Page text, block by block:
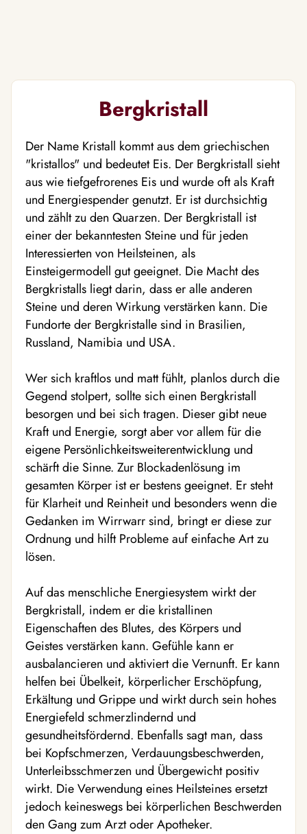
Bergkristall
Der Name Kristall kommt aus dem griechischen
"kristallos" und bedeutet Eis. Der Bergkristall sieht
aus wie tiefgefrorenes Eis und wurde oft als Kraft
und Energiespender genutzt. Er ist durchsichtig
und zählt zu den Quarzen. Der Bergkristall ist
einer der bekanntesten Steine und für jeden
Interessierten von Heilsteinen, als
Einsteigermodell gut geeignet. Die Macht des
Bergkristalls liegt darin, dass er alle anderen
Steine und deren Wirkung verstärken kann. Die
Fundorte der Bergkristalle sind in Brasilien,
Russland, Namibia und USA.
Wer sich kraftlos und matt fühlt, planlos durch die
Gegend stolpert, sollte sich einen Bergkristall
besorgen und bei sich tragen. Dieser gibt neue
Kraft und Energie, sorgt aber vor allem für die
eigene Persönlichkeitsweiterentwicklung und
schärft die Sinne. Zur Blockadenlösung im
gesamten Körper ist er bestens geeignet. Er steht
für Klarheit und Reinheit und besonders wenn die
Gedanken im Wirrwarr sind, bringt er diese zur
Ordnung und hilft Probleme auf einfache Art zu
lösen.
Auf das menschliche Energiesystem wirkt der
Bergkristall, indem er die kristallinen
Eigenschaften des Blutes, des Körpers und
Geistes verstärken kann. Gefühle kann er
ausbalancieren und aktiviert die Vernunft. Er kann
helfen bei Übelkeit, körperlicher Erschöpfung,
Erkältung und Grippe und wirkt durch sein hohes
Energiefeld schmerzlindernd und
gesundheitsfördernd. Ebenfalls sagt man, dass
bei Kopfschmerzen, Verdauungsbeschwerden,
Unterleibsschmerzen und Übergewicht positiv
wirkt. Die Verwendung eines Heilsteines ersetzt
jedoch keineswegs bei körperlichen Beschwerden
den Gang zum Arzt oder Apotheker.